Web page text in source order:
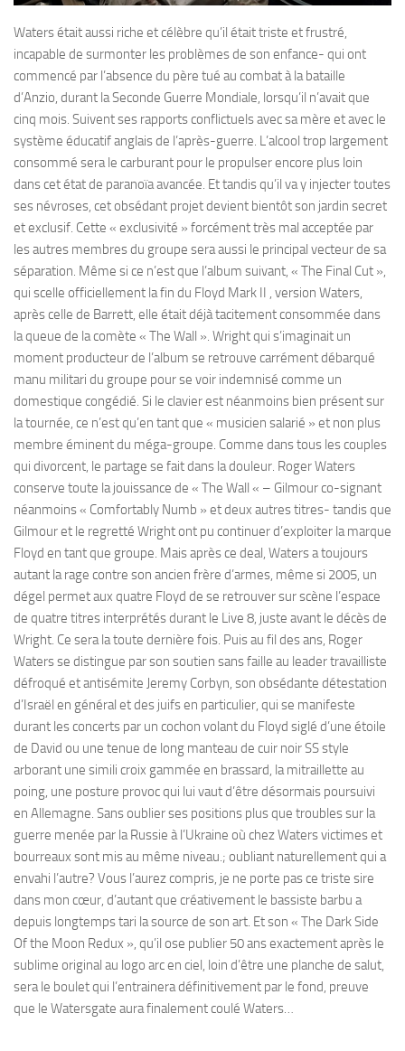
Waters était aussi riche et célèbre qu’il était triste et frustré,
incapable de surmonter les problèmes de son enfance- qui ont
commencé par l’absence du père tué au combat à la bataille
d’Anzio, durant la Seconde Guerre Mondiale, lorsqu’il n’avait que
cinq mois. Suivent ses rapports conflictuels avec sa mère et avec le
système éducatif anglais de l’après-guerre. L’alcool trop largement
consommé sera le carburant pour le propulser encore plus loin
dans cet état de paranoïa avancée. Et tandis qu’il va y injecter toutes
ses névroses, cet obsédant projet devient bientôt son jardin secret
et exclusif. Cette « exclusivité » forcément très mal acceptée par
les autres membres du groupe sera aussi le principal vecteur de sa
séparation. Même si ce n’est que l’album suivant, « The Final Cut »,
qui scelle officiellement la fin du Floyd Mark II , version Waters,
après celle de Barrett, elle était déjà tacitement consommée dans
la queue de la comète « The Wall ». Wright qui s’imaginait un
moment producteur de l’album se retrouve carrément débarqué
manu militari du groupe pour se voir indemnisé comme un
domestique congédié. Si le clavier est néanmoins bien présent sur
la tournée, ce n’est qu’en tant que « musicien salarié » et non plus
membre éminent du méga-groupe. Comme dans tous les couples
qui divorcent, le partage se fait dans la douleur. Roger Waters
conserve toute la jouissance de « The Wall « – Gilmour co-signant
néanmoins « Comfortably Numb » et deux autres titres- tandis que
Gilmour et le regretté Wright ont pu continuer d’exploiter la marque
Floyd en tant que groupe. Mais après ce deal, Waters a toujours
autant la rage contre son ancien frère d’armes, même si 2005, un
dégel permet aux quatre Floyd de se retrouver sur scène l’espace
de quatre titres interprétés durant le Live 8, juste avant le décès de
Wright. Ce sera la toute dernière fois. Puis au fil des ans, Roger
Waters se distingue par son soutien sans faille au leader travailliste
défroqué et antisémite Jeremy Corbyn, son obsédante détestation
d’Israël en général et des juifs en particulier, qui se manifeste
durant les concerts par un cochon volant du Floyd siglé d’une étoile
de David ou une tenue de long manteau de cuir noir SS style
arborant une simili croix gammée en brassard, la mitraillette au
poing, une posture provoc qui lui vaut d’être désormais poursuivi
en Allemagne. Sans oublier ses positions plus que troubles sur la
guerre menée par la Russie à l’Ukraine où chez Waters victimes et
bourreaux sont mis au même niveau.; oubliant naturellement qui a
envahi l’autre? Vous l’aurez compris, je ne porte pas ce triste sire
dans mon cœur, d’autant que créativement le bassiste barbu a
depuis longtemps tari la source de son art. Et son « The Dark Side
Of the Moon Redux », qu’il ose publier 50 ans exactement après le
sublime original au logo arc en ciel, loin d’être une planche de salut,
sera le boulet qui l’entrainera définitivement par le fond, preuve
que le Watersgate aura finalement coulé Waters…